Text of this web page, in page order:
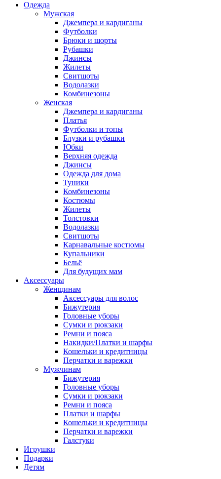
Одежда
Мужская
Джемпера и кардиганы
Футболки
Брюки и шорты
Рубашки
Джинсы
Жилеты
Свитшоты
Водолазки
Комбинезоны
Женская
Джемпера и кардиганы
Платья
Футболки и топы
Блузки и рубашки
Юбки
Верхняя одежда
Джинсы
Одежда для дома
Туники
Комбинезоны
Костюмы
Жилеты
Толстовки
Водолазки
Свитшоты
Карнавальные костюмы
Купальники
Бельё
Для будущих мам
Аксессуары
Женщинам
Аксессуары для волос
Бижутерия
Головные уборы
Сумки и рюкзаки
Ремни и пояса
Накидки/Платки и шарфы
Кошельки и кредитницы
Перчатки и варежки
Мужчинам
Бижутерия
Головные уборы
Сумки и рюкзаки
Ремни и пояса
Платки и шарфы
Кошельки и кредитницы
Перчатки и варежки
Галстуки
Игрушки
Подарки
Детям